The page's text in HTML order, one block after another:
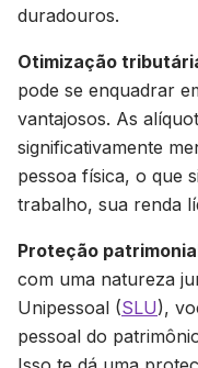
duradouros.
Otimização
pode se enquadrar
vantajosos. As
significativamente
pessoa física, o que
trabalho, sua renda
Proteção
com uma natureza
Unipessoal (SLU),
pessoal do